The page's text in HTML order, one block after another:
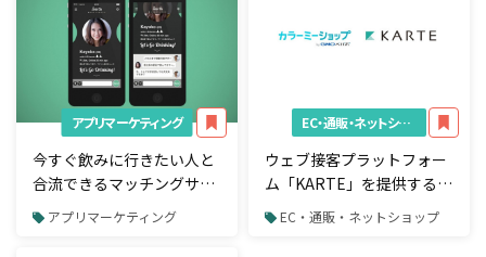
アプリマーケティング
今すぐ飲みに行きたい人と
合流できるマッチングサー
ビス「JOIN US」リリース
アプリマーケティング
EC・通販・ネットショップ
ウェブ接客プラットフォー
ム「KARTE」を提供する株
式会社プレイド、GMOペパ
ボ株式会社と提携
EC・通販・ネットショップ